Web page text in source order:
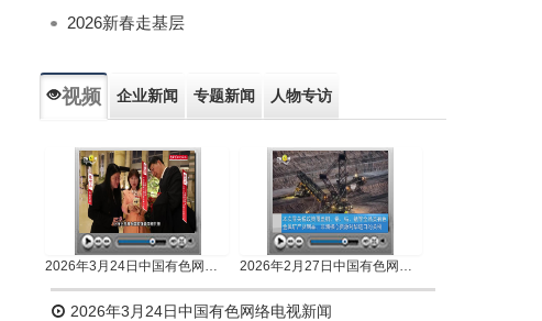
2026新春走基层
视频 企业新闻 专题新闻 人物专访
2026年3月24日中国有色网络电视新闻 2026年2月27日中国有色网络电视新闻
2026年3月24日中国有色网络电视新闻